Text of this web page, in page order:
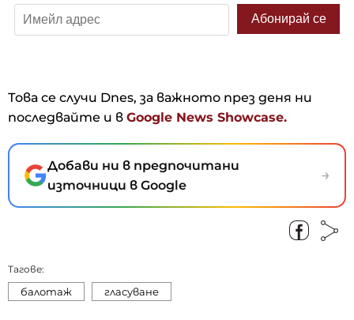
Това се случи Dnes, за важното през деня ни
последвайте и в Google News Showcase.
Добави ни в предпочитани
източници в Google
→
Тагове:
балотаж гласуване